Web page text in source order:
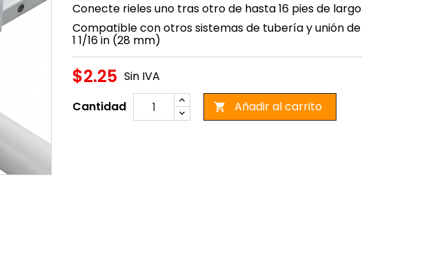
Conecte rieles uno tras otro de hasta 16 pies de largo
Compatible con otros sistemas de tubería y unión de
1 1/16 in (28 mm)
$2.25 Sin IVA
Cantidad
 Añadir al carrito